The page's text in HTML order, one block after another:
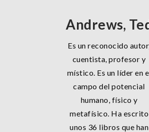
Andrews,
Es un reconocido autor,
cuentista, profesor y
místico. Es un líder en
campo del potencial
humano, físico y
metafísico. Ha escrito
unos 36 libros que han